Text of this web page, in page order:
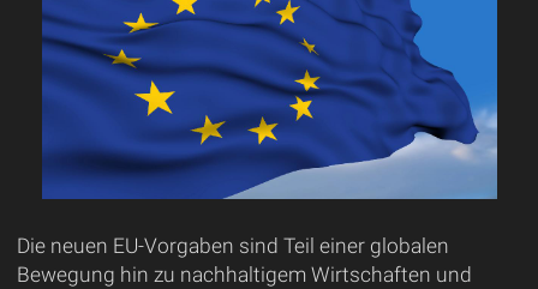
Die neuen EU-Vorgaben sind Teil einer globalen
Bewegung hin zu nachhaltigem Wirtschaften und